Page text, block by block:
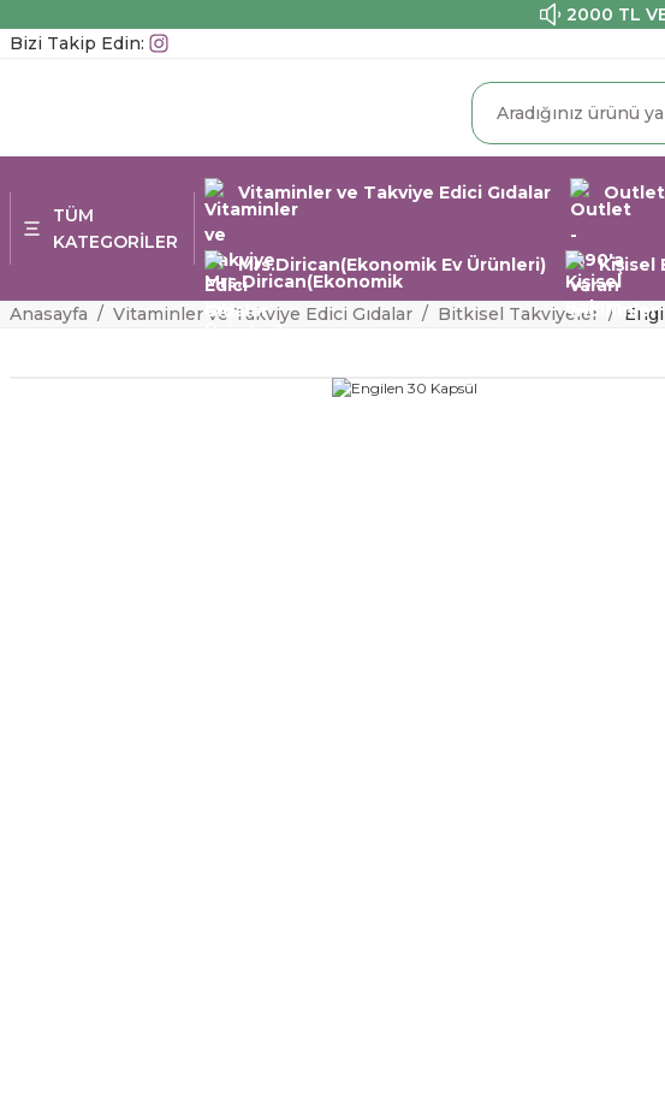
2000 TL
Bizi Takip Edin:
TÜM
KATEGORİLER
Vitaminler ve Takviye Edici Gıdalar Outlet
Mrs.Dirican(Ekonomik Ev Ürünleri) Kişisel
Anasayfa Vitaminler ve Takviye Edici Gıdalar Bitkisel Takviyeler